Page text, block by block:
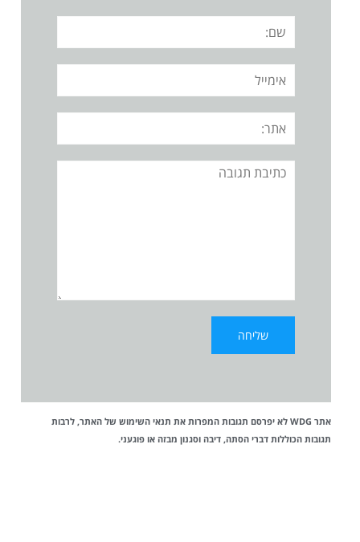
שם:
אימייל
אתר:
תגובה
אתר WDG לא יפרסם תגובות המפרות את תנאי השימוש של האתר, לרבות
תגובות הכוללות דברי הסתה, דיבה וסגנון מבזה או פוגעני.